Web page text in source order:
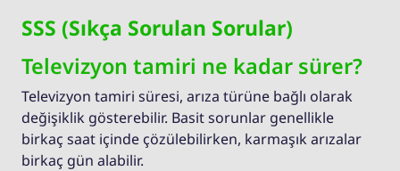
SSS (Sıkça Sorulan Sorular)
Televizyon tamiri ne kadar sürer?
Televizyon tamiri süresi, arıza türüne bağlı olarak
değişiklik gösterebilir. Basit sorunlar genellikle
birkaç saat içinde çözülebilirken, karmaşık arızalar
birkaç gün alabilir.